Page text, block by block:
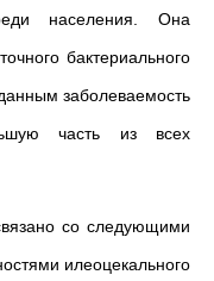
населения. Она
бактериального
заболеваемость
часть из всех
со следующими
илеоцекального